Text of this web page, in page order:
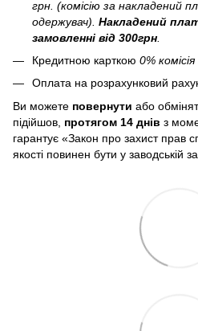
грн. (комісію за накладений
одержувач). Накладений
замовленні від 300грн
Кредитною карткою 0% комісія
Оплата на розрахунковий
Ви можете повернути або
підійшов, протягом 14 днів з
гарантує «Закон про захист прав
якості повинен бути у заводській